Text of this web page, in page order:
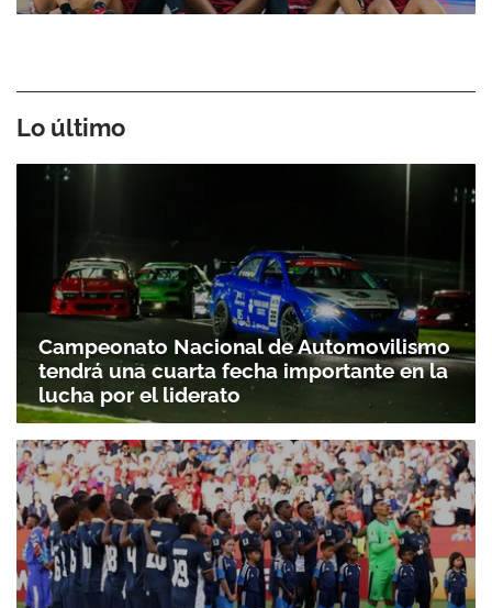
Lo último
Campeonato Nacional de Automovilismo
tendrá una cuarta fecha importante en la
lucha por el liderato